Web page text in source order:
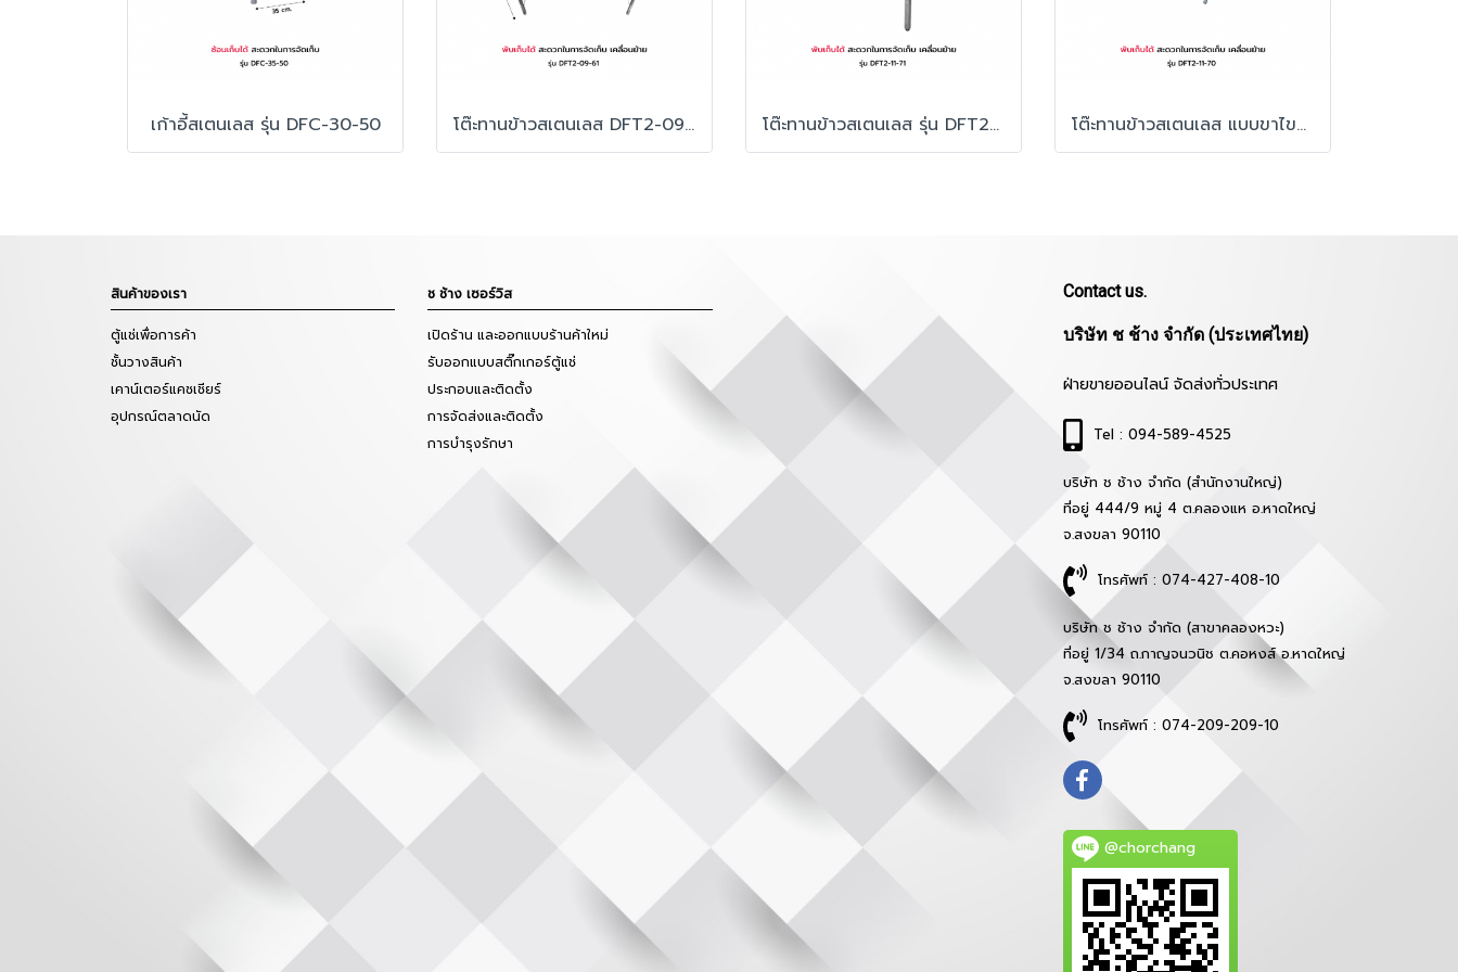
เก้าอี้สเตนเลส รุ่น DFC-30-50 โต๊ะทานข้าวสเตนเลส DFT2-09-61 โต๊ะทานข้าวสเตนเลส รุ่น DFT2-11-71 โต๊ะทานข้าวสเตนเลส แบบขาไขว้ รุ่น DFT2-11-70
สินค้าของเรา
ตู้แช่เพื่อการค้า
ชั้นวางสินค้า
เคาน์เตอร์แคชเชียร์
อุปกรณ์ตลาดนัด
ช ช้าง เซอร์วิส
เปิดร้าน และออกแบบร้านค้าใหม่
รับออกแบบสติ๊กเกอร์ตู้แช่
ประกอบและติดตั้ง
การจัดส่งและติดตั้ง
การบำรุงรักษา
Contact us.
บริษัท ช ช้าง จำกัด (ประเทศไทย)
ฝ่ายขายออนไลน์ จัดส่งทั่วประเทศ
Tel : 094-589-4525
บริษัท ช ช้าง จำกัด (สำนักงานใหญ่)
ที่อยู่ 444/9 หมู่ 4 ต.คลองแห อ.หาดใหญ่
จ.สงขลา 90110
โทรศัพท์ : 074-427-408-10
บริษัท ช ช้าง จำกัด (สาขาคลองหวะ)
ที่อยู่ 1/34 ถ.กาญจนวนิช ต.คอหงส์ อ.หาดใหญ่
จ.สงขลา 90110
โทรศัพท์ : 074-209-209-10
@chorchang